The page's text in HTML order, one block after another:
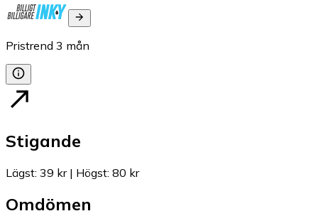
Pristrend 3 mån
Stigande
Lägst: 39 kr| Högst: 80 kr
Omdömen